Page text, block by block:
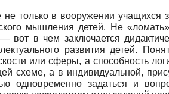
не только в вооружении
мышления детей. Не
вот в чем заключается
развития детей.
или сферы, а способность
схеме, а в индивидуальной,
одновременно задаться и